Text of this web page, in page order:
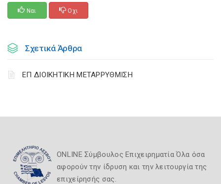
Ναι Οχι
Σχετικά Άρθρα
ΕΠ ΔΙΟΙΚΗΤΙΚΗ ΜΕΤΑΡΡΥΘΜΙΣΗ
ONLINE Σύμβουλος Επιχειρηματία Όλα όσα
αφορούν την ίδρυση και την λειτουργία της
επιχείρησής σας.